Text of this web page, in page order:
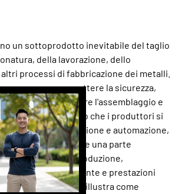
un sottoprodotto inevitabile del taglio
della lavorazione, dello
processi di fabbricazione dei metalli.
compromettere la sicurezza,
interrompere l'assemblaggio e
di scarto. Man mano che i produttori si
maggiore precisione e automazione,
sono diventate una parte
linee di produzione,
puliti, qualità costante e prestazioni
guida tecnica illustra come